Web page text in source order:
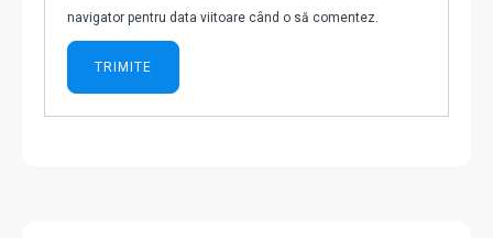
navigator pentru data viitoare când o să comentez.